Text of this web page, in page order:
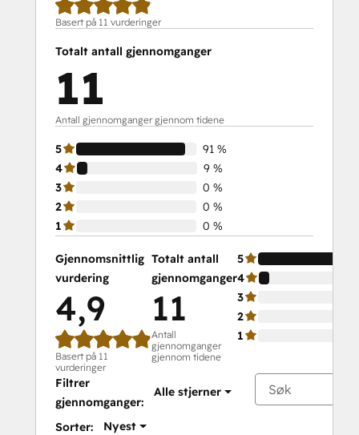
Basert på 11 vurderinger
Totalt antall gjennomganger
11
Antall gjennomganger gjennom tidene
5
91 %
4
9 %
3
0 %
2
0 %
1
0 %
Gjennomsnittlig
vurdering
4,9
Basert på 11
vurderinger
Totalt antall
gjennomganger
11
Antall
gjennomganger
gjennom tidene
5
4
3
2
1
Filtrer
gjennomganger:
Alle stjerner
Sorter: Nyest